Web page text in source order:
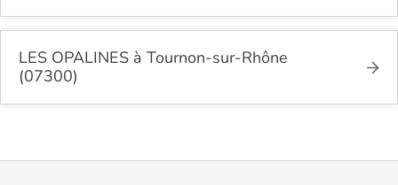
LES OPALINES à Tournon-sur-Rhône
(07300)